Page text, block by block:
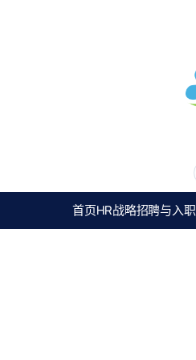
首页HR战略招聘与入职